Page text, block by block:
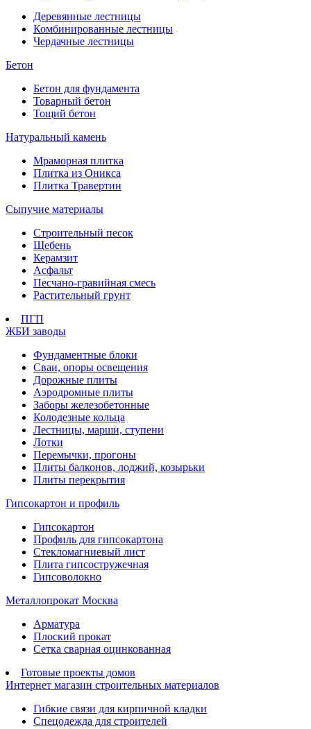
Деревянные лестницы
Комбинированные лестницы
Чердачные лестницы
Бетон
Бетон для фундамента
Товарный бетон
Тощий бетон
Натуральный камень
Мраморная плитка
Плитка из Оникса
Плитка Травертин
Сыпучие материалы
Строительный песок
Щебень
Керамзит
Асфальт
Песчано-гравийная смесь
Растительный грунт
ПГП
ЖБИ заводы
Фундаментные блоки
Сваи, опоры освещения
Дорожные плиты
Аэродромные плиты
Заборы железобетонные
Колодезные кольца
Лестницы, марши, ступени
Лотки
Перемычки, прогоны
Плиты балконов, лоджий, козырьки
Плиты перекрытия
Гипсокартон и профиль
Гипсокартон
Профиль для гипсокартона
Стекломагниевый лист
Плита гипсостружечная
Гипсоволокно
Металлопрокат Москва
Арматура
Плоский прокат
Сетка сварная оцинкованная
Готовые проекты домов
Интернет магазин строительных материалов
Гибкие связи для кирпичной кладки
Спецодежда для строителей